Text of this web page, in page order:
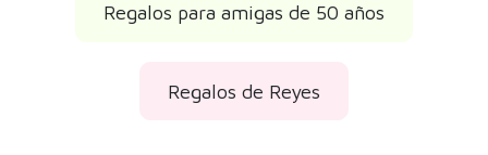
Regalos para amigas de 50 años
Regalos de Reyes